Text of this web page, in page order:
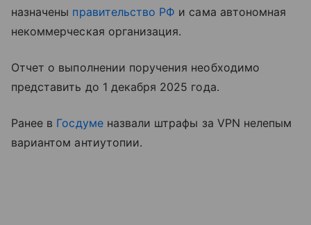
назначены правительство РФ и сама автономная
некоммерческая организация.
Отчет о выполнении поручения необходимо
представить до 1 декабря 2025 года.
Ранее в Госдуменазвали штрафы за VPN нелепым
вариантом антиутопии.